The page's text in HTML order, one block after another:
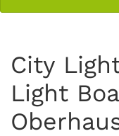
City
Light